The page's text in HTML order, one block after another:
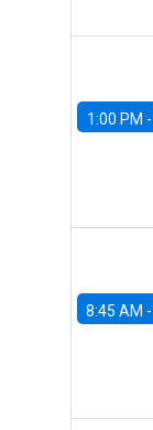
1:00 PM -
8:45 AM -